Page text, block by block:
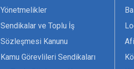
Yönetmelikler
Sendikalar ve Toplu İş
Sözleşmesi Kanunu
Kamu Görevlileri Sendikaları